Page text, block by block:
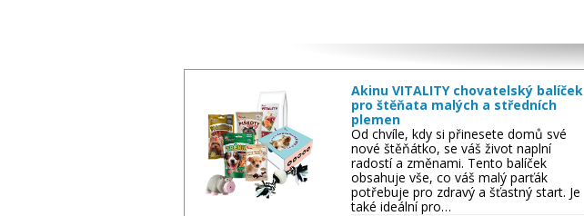
Akinu VITALITY chovatelský balíček
pro štěňata malých a středních
plemen
Od chvíle, kdy si přinesete domů své
nové štěňátko, se váš život naplní
radostí a změnami. Tento balíček
obsahuje vše, co váš malý parťák
potřebuje pro zdravý a šťastný start. Je
také ideální pro…